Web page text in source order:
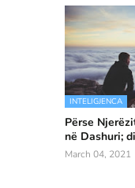
INTELIGJENCA
Përse
në Dashuri;
March 04, 2021